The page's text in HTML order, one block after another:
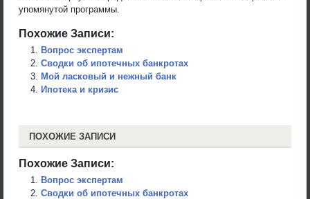
упомянутой программы.
Похожие Записи:
Вопрос экспертам
Сводки об ипотечных банкротах
Мой ласковый и нежный банк
Ипотека и кризис
ПОХОЖИЕ ЗАПИСИ
Похожие Записи:
Вопрос экспертам
Сводки об ипотечных банкротах